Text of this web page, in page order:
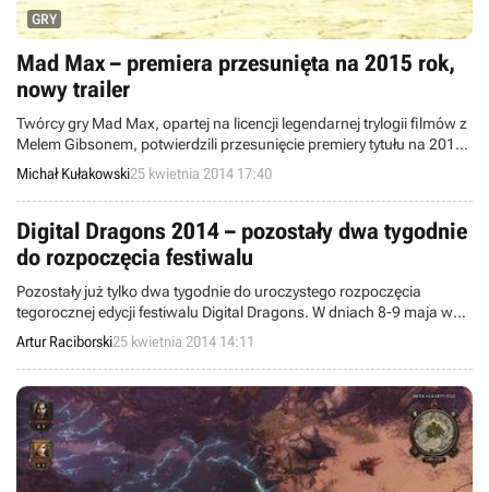
GRY
Mad Max – premiera przesunięta na 2015 rok,
nowy trailer
Twórcy gry Mad Max, opartej na licencji legendarnej trylogii filmów z
Melem Gibsonem, potwierdzili przesunięcie premiery tytułu na 2015
rok. Zaprezentowali także nowy trailer, skupiający się na
przedstawieniu opcji modyfikacji auta głównego bohatera.
Michał Kułakowski25 kwietnia 2014 17:40
Digital Dragons 2014 – pozostały dwa tygodnie
do rozpoczęcia festiwalu
Pozostały już tylko dwa tygodnie do uroczystego rozpoczęcia
tegorocznej edycji festiwalu Digital Dragons. W dniach 8-9 maja w
Starej Zajezdni w Krakowie odbędzie się największa impreza
poświęcona polskim deweloperom gier. Dziś przybliżymy wam The
Big Indie Pitch, czyli wydarzenie dedykowane dziennikarzom oraz
twórcom indie, które będzie towarzyszyć Digital Dragons 2014.
Artur Raciborski25 kwietnia 2014 14:11